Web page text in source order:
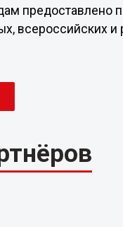
предоставлено
всероссийских и